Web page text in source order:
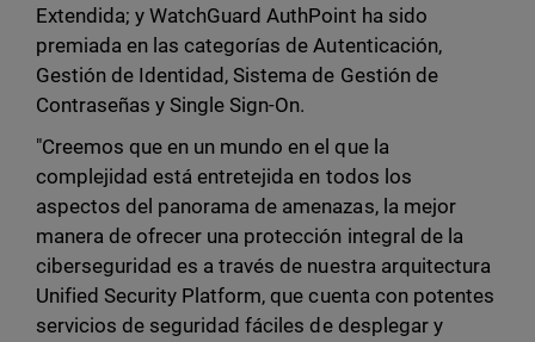
Extendida; y WatchGuard AuthPoint ha sido
premiada en las categorías de Autenticación,
Gestión de Identidad, Sistema de Gestión de
Contraseñas y Single Sign-On.
"Creemos que en un mundo en el que la
complejidad está entretejida en todos los
aspectos del panorama de amenazas, la mejor
manera de ofrecer una protección integral de la
ciberseguridad es a través de nuestra arquitectura
Unified Security Platform, que cuenta con potentes
servicios de seguridad fáciles de desplegar y